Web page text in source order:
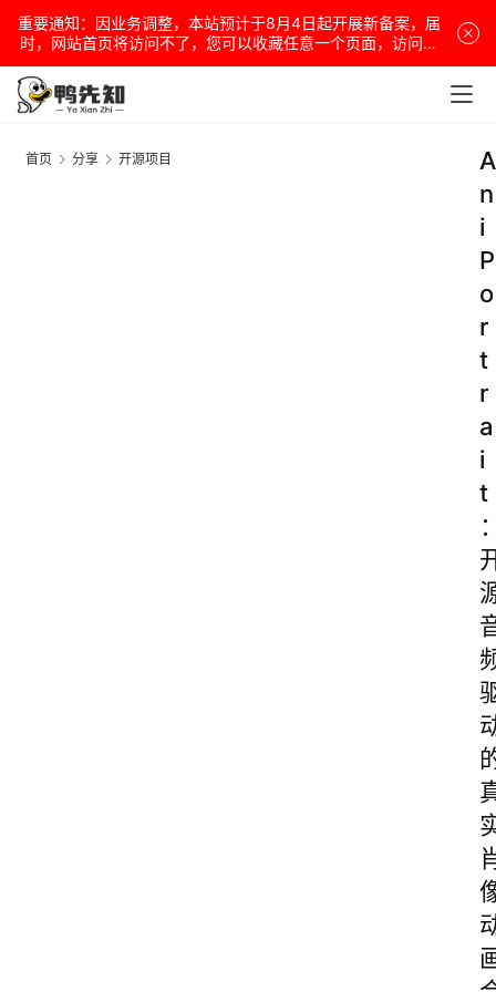
重要通知：因业务调整，本站预计于8月4日起开展新备案，届
时，网站首页将访问不了，您可以收藏任意一个页面，访问网
站！
首页 分享 开源项目
A
n
i
P
o
r
t
r
a
i
t